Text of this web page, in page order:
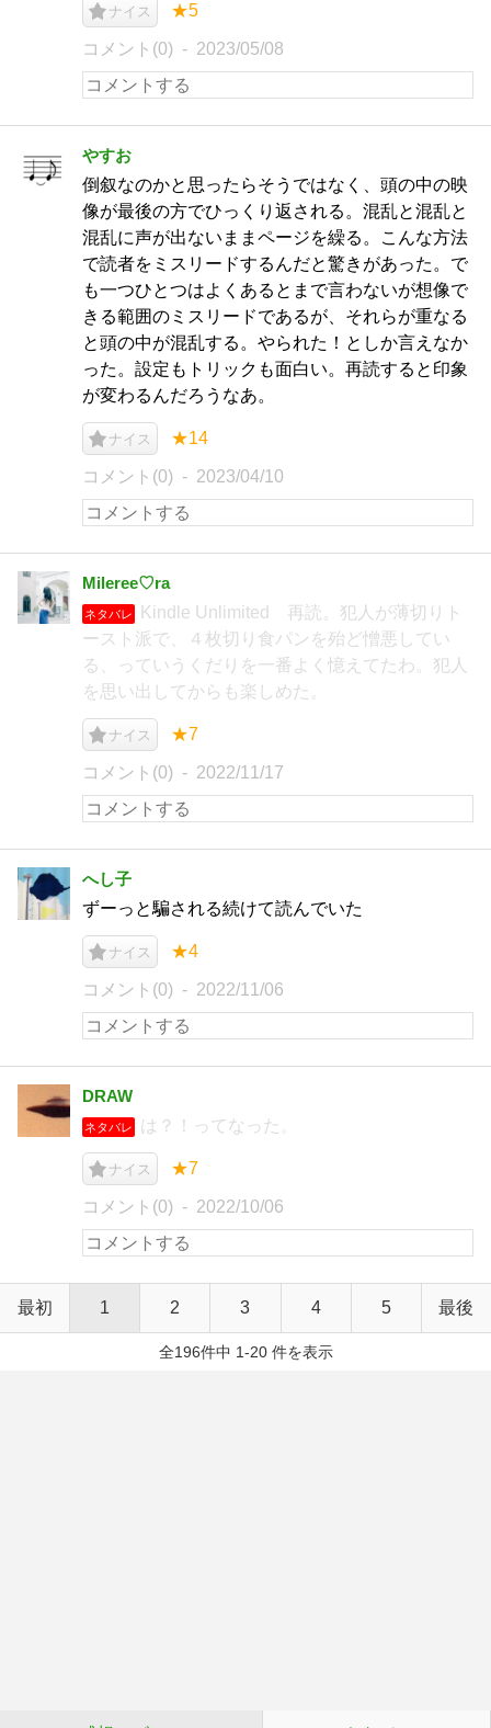
ナイス ★5
コメント(0) 2023/05/08
やすお
倒叙なのかと思ったらそうではなく、頭の中の映
像が最後の方でひっくり返される。混乱と混乱と
混乱に声が出ないままページを繰る。こんな方法
で読者をミスリードするんだと驚きがあった。で
も一つひとつはよくあるとまで言わないが想像で
きる範囲のミスリードであるが、それらが重なる
と頭の中が混乱する。やられた！としか言えなか
った。設定もトリックも面白い。再読すると印象
が変わるんだろうなあ。
ナイス ★14
コメント(0) 2023/04/10
Mileree♡ra
ネタバレ
Kindle Unlimited 再読。犯人が薄切りト
ースト派で、４枚切り食パンを殆ど憎悪してい
る、っていうくだりを一番よく憶えてたわ。犯人
を思い出してからも楽しめた。
ナイス ★7
コメント(0) 2022/11/17
へし子
ずーっと騙される続けて読んでいた
ナイス ★4
コメント(0) 2022/11/06
DRAW
ネタバレ は？！ってなった。
ナイス ★7
コメント(0) 2022/10/06
最初 1 2 3 4 5 最後
全196件中 1-20 件を表示